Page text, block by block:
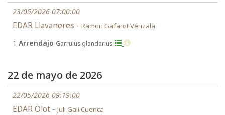
23/05/2026 07:00:00
EDAR Llavaneres - Ramon Gafarot Venzala
1 Arrendajo Garrulus glandarius
22 de mayo de 2026
22/05/2026 09:19:00
EDAR Olot - Juli Galí Cuenca